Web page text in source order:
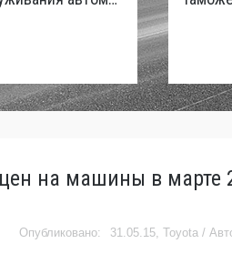
на машины в марте
31.05.15, Toyota /